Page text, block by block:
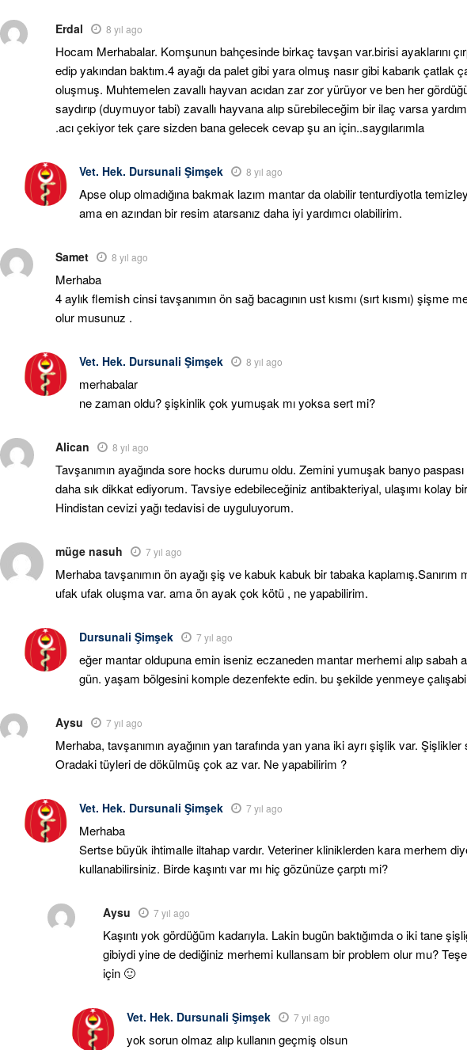
Erdal 8 yıl ago
Hocam Merhabalar. Komşunun bahçesinde birkaç tavşan var.birisi ayaklarını
edip yakından baktım.4 ayağı da palet gibi yara olmuş nasır gibi kabarık çatlak
oluşmuş. Muhtemelen zavallı hayvan acıdan zar zor yürüyor ve ben her
saydırıp (duymuyor tabi) zavallı hayvana alıp sürebileceğim bir ilaç varsa
.acı çekiyor tek çare sizden bana gelecek cevap şu an için..saygılarımla
Vet. Hek. Dursunali Şimşek 8 yıl ago
Apse olup olmadığına bakmak lazım mantar da olabilir tenturdiyotla
ama en azından bir resim atarsanız daha iyi yardımcı olabilirim.
Samet 8 yıl ago
Merhaba
4 aylık flemish cinsi tavşanımın ön sağ bacagının ust kısmı (sırt kısmı) şişme
olur musunuz .
Vet. Hek. Dursunali Şimşek 8 yıl ago
merhabalar
ne zaman oldu? şişkinlik çok yumuşak mı yoksa sert mi?
Alican 8 yıl ago
Tavşanımın ayağında sore hocks durumu oldu. Zemini yumuşak banyo
daha sık dikkat ediyorum. Tavsiye edebileceğiniz antibakteriyal, ulaşımı kolay
Hindistan cevizi yağı tedavisi de uyguluyorum.
müge nasuh 7 yıl ago
Merhaba tavşanımın ön ayağı şiş ve kabuk kabuk bir tabaka kaplamış.Sanırım
ufak ufak oluşma var. ama ön ayak çok kötü , ne yapabilirim.
Dursunali Şimşek 7 yıl ago
eğer mantar oldupuna emin iseniz eczaneden mantar merhemi alıp sabah
gün. yaşam bölgesini komple dezenfekte edin. bu şekilde yenmeye
Aysu 7 yıl ago
Merhaba, tavşanımın ayağının yan tarafında yan yana iki ayrı şişlik var.
Oradaki tüyleri de dökülmüş çok az var. Ne yapabilirim ?
Vet. Hek. Dursunali Şimşek 7 yıl ago
Merhaba
Sertse büyük ihtimalle iltahap vardır. Veteriner kliniklerden kara merhem
kullanabilirsiniz. Birde kaşıntı var mı hiç gözünüze çarptı mi?
Aysu 7 yıl ago
Kaşıntı yok gördüğüm kadarıyla. Lakin bugün baktığımda o iki tane
gibiydi yine de dediğiniz merhemi kullansam bir problem olur mu?
için 🙂
Vet. Hek. Dursunali Şimşek 7 yıl ago
yok sorun olmaz alıp kullanın geçmiş olsun